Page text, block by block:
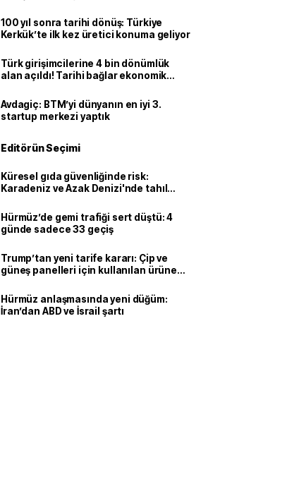
100 yıl sonra tarihi dönüş: Türkiye
Kerkük’te ilk kez üretici konuma geliyor
Türk girişimcilerine 4 bin dönümlük
alan açıldı! Tarihi bağlar ekonomik
Avdagiç: BTM’yi dünyanın en iyi 3.
startup merkezi yaptık
Editörün Seçimi
Küresel gıda güvenliğinde risk:
Karadeniz ve Azak Denizi'nde tahıl
Hürmüz’de gemi trafiği sert düştü: 4
günde sadece 33 geçiş
Trump’tan yeni tarife kararı: Çip ve
güneş panelleri için kullanılan ürüne
Hürmüz anlaşmasında yeni düğüm:
İran’dan ABD ve İsrail şartı